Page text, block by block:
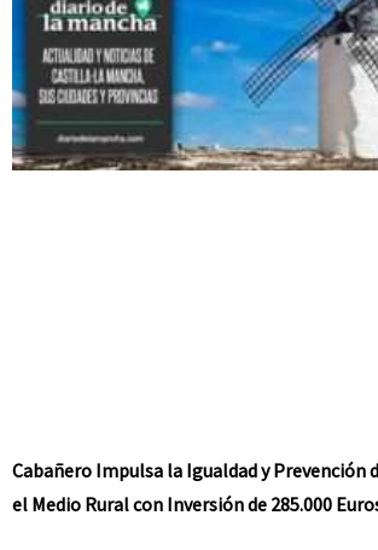
Cabañero Impulsa la Igualdad y Prevención
el Medio Rural con Inversión de 285.000